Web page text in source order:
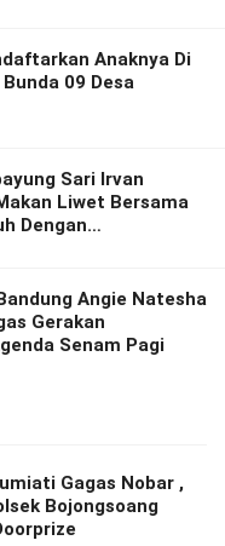
Anaknya Di
09 Desa
Sari Irvan
Liwet Bersama
Dengan
Angie Natesha
Gerakan
Senam Pagi
Gagas Nobar ,
Bojongsoang